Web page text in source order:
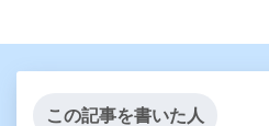
この記事を書いた人